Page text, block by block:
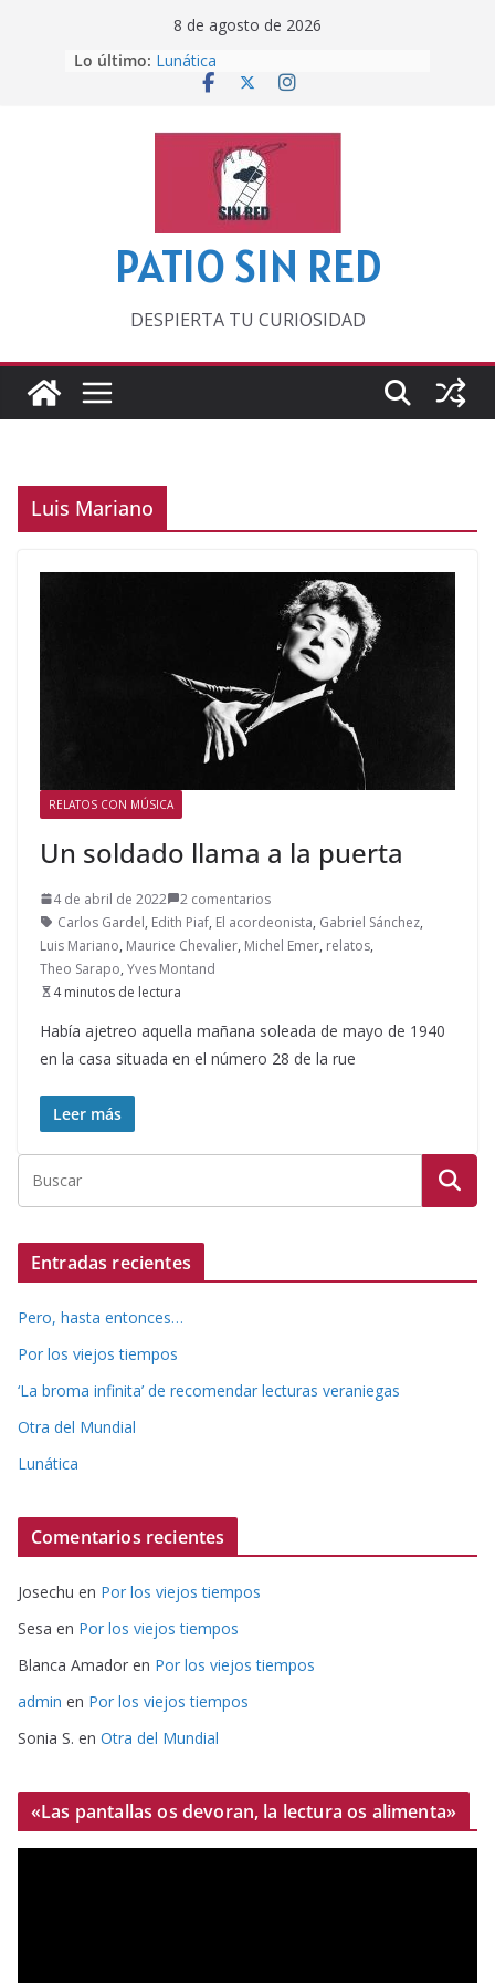
8 de agosto de 2026
Lo último: Lunática
Pero, hasta entonces…
‘La broma infinita’ de recomendar
lecturas veraniegas
Otra del Mundial
PATIO SIN RED
DESPIERTA TU CURIOSIDAD
Luis Mariano
RELATOS CON MÚSICA
Un soldado llama a la puerta
4 de abril de 2022
2 comentarios
Carlos Gardel, Edith Piaf, El acordeonista, Gabriel Sánchez,
Luis Mariano, Maurice Chevalier, Michel Emer, relatos,
Theo Sarapo, Yves Montand
4 minutos de lectura
Había ajetreo aquella mañana soleada de mayo de 1940
en la casa situada en el número 28 de la rue
Leer más
Entradas recientes
Pero, hasta entonces…
Por los viejos tiempos
‘La broma infinita’ de recomendar lecturas veraniegas
Otra del Mundial
Lunática
Comentarios recientes
Josechu en Por los viejos tiempos
Sesa en Por los viejos tiempos
Blanca Amador en Por los viejos tiempos
admin en Por los viejos tiempos
Sonia S. en Otra del Mundial
«Las pantallas os devoran, la lectura os alimenta»